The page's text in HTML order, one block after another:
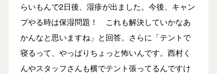
らいもんで2日後、湿疹が出ました。今後、キャン
プやる時は保湿問題！ これも解決していかなあ
かんなと思いますね」と回答。さらに「テントで
寝るって、やっぱりちょっと怖いんです。西村く
んやスタッフさんも横でテント張ってるんですけ